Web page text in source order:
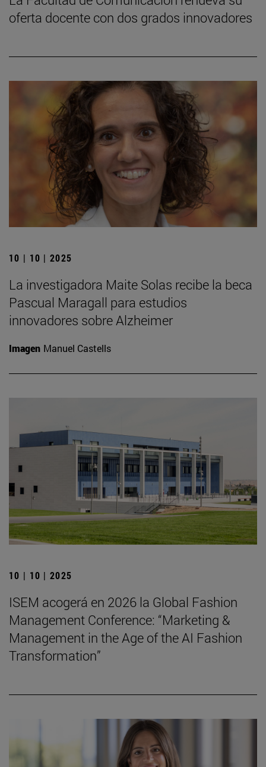
oferta docente con dos grados innovadores
10 | 10 | 2025
La investigadora Maite Solas recibe la beca
Pascual Maragall para estudios
innovadores sobre Alzheimer
Imagen Manuel Castells
10 | 10 | 2025
ISEM acogerá en 2026 la Global Fashion
Management Conference: “Marketing &
Management in the Age of the AI Fashion
Transformation”